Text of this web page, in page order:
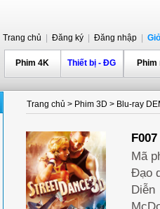
Trang chủ Đăng ký Đăng nhập
Phim 4K Thiết bị - ĐG
Trang chủ > Phim 3D > Blu-ray
Mã
Đạo